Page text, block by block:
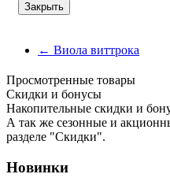
Закрыть
← Виола виттрока
Просмотренные товары
Cкидки и бонусы
Накопительные скидки и
А так же сезонные и
разделе "Скидки".
Новинки